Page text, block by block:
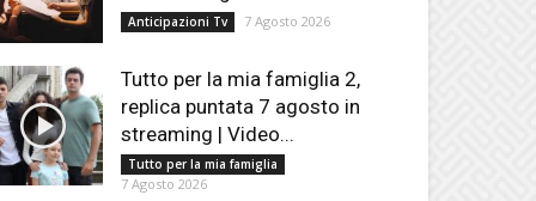
Anticipazioni Tv 7 Agosto 2026
Tutto per la mia famiglia 2,
replica puntata 7 agosto in
streaming | Video...
Tutto per la mia famiglia
7 Agosto 2026